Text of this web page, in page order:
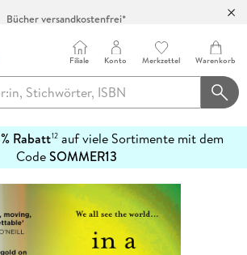
Abholung in über 100 Filialen
Filiale Konto Merkzettel Warenkorb
Rabatt12auf viele Sortimente mit dem
CodeSOMMER13